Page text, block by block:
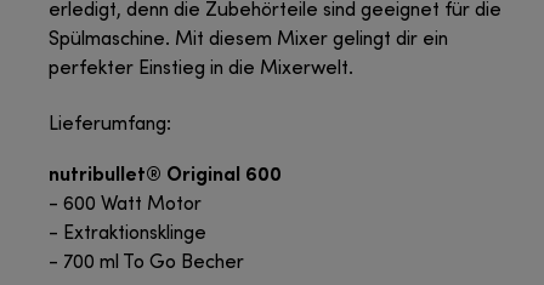
erledigt, denn die Zubehörteile sind geeignet für die
Spülmaschine. Mit diesem Mixer gelingt dir ein
perfekter Einstieg in die Mixerwelt.
Lieferumfang:
nutribullet® Original 600
- 600 Watt Motor
- Extraktionsklinge
- 700 ml To Go Becher